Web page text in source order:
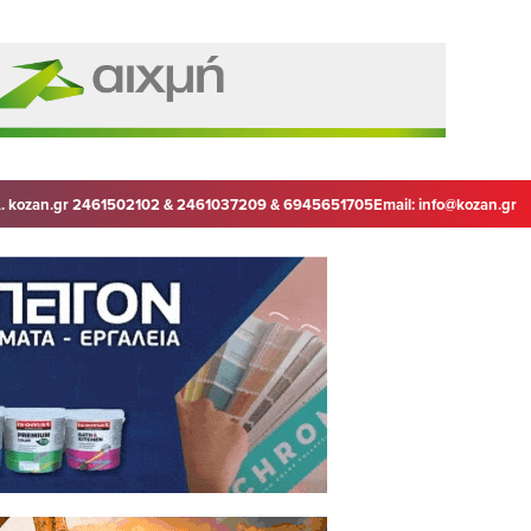
kozan.gr 2461502102 & 2461037209 & 6945651705Email:info@kozan.gr